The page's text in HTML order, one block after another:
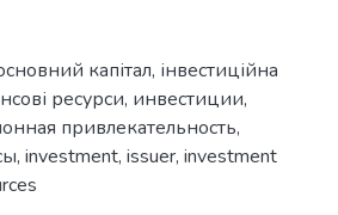
капітал, інвестиційна
ресурси, инвестиции,
привлекательность,
, investment, issuer, investment